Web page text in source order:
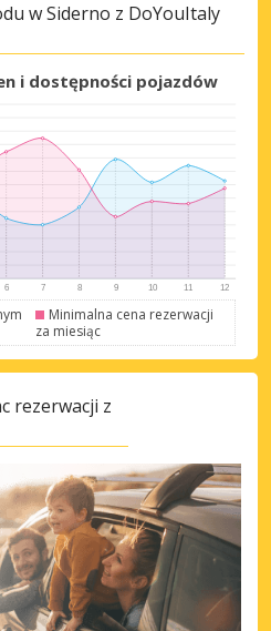
się przez eLink
w Siderno z DoYouItaly
i dostępności pojazdów
Minimalna cena rezerwacji
za miesiąc
rezerwacji z